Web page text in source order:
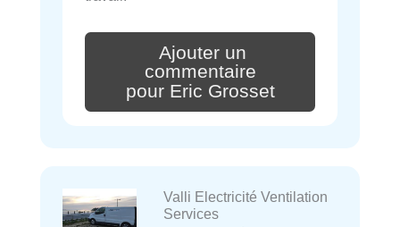
Ajouter un
commentaire
pour Eric Grosset
Valli Electricité Ventilation
Services